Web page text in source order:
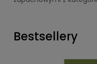
Bestsellery